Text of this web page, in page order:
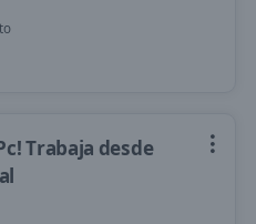
Trabaja desde